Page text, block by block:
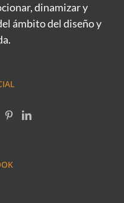
dinamizar y
ámbito del diseño y